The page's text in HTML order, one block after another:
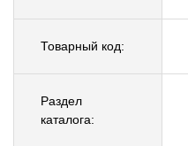
Товарный код:
Раздел
каталога: